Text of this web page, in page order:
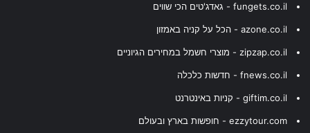
fungets.co.il - גאדג'טים הכי שווים
azone.co.il - הכל על קניה באמזון
zipzap.co.il - מוצרי חשמל במחירים הגיוניים
fnews.co.il - חדשות כלכלה
giftim.co.il - קניות באינטרנט
ezzytour.com - חופשות בארץ ובעולם